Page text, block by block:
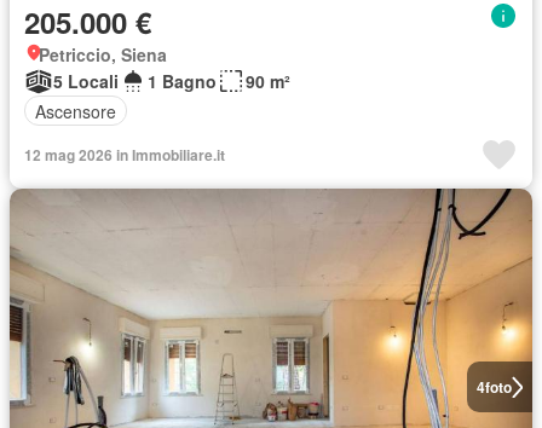
205.000 €
Petriccio, Siena
5 Locali
1 Bagno
90 m²
Ascensore
12 mag 2026 in Immobiliare.it
4foto